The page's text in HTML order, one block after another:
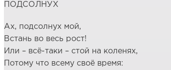
ПОДСОЛНУХ
Ах, подсолнух мой,
Встань во весь рост!
Или – всё-таки – стой на коленях,
Потому что всему своё время: